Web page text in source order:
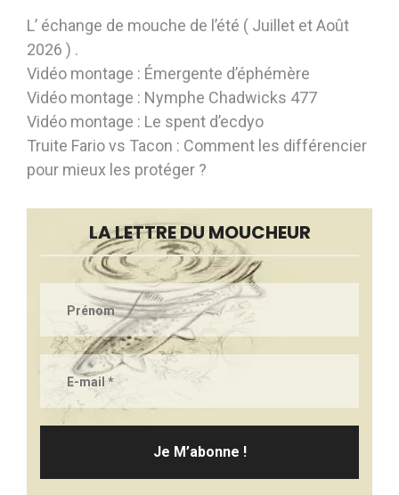
L’ échange de mouche de l’été ( Juillet et Août
2026 ) .
Vidéo montage : Émergente d’éphémère
Vidéo montage : Nymphe Chadwicks 477
Vidéo montage : Le spent d’ecdyo
Truite Fario vs Tacon : Comment les différencier
pour mieux les protéger ?
LA LETTRE DU MOUCHEUR